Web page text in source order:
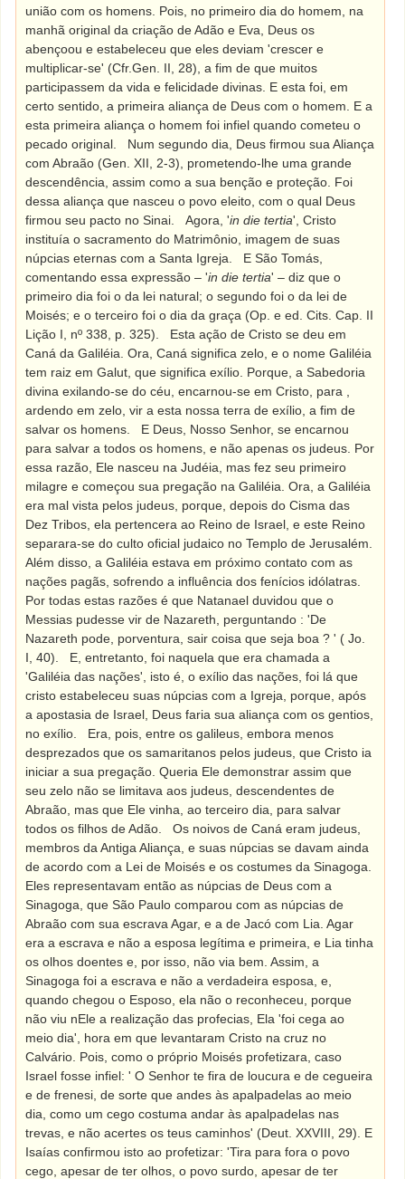
união com os homens. Pois, no primeiro dia do homem, na
manhã original da criação de Adão e Eva, Deus os
abençoou e estabeleceu que eles deviam 'crescer e
multiplicar-se' (Cfr.Gen. II, 28), a fim de que muitos
participassem da vida e felicidade divinas. E esta foi, em
certo sentido, a primeira aliança de Deus com o homem. E a
esta primeira aliança o homem foi infiel quando cometeu o
pecado original.
Num segundo dia, Deus firmou sua Aliança
com Abraão (Gen. XII, 2-3), prometendo-lhe uma grande
descendência, assim como a sua benção e proteção. Foi
dessa aliança que nasceu o povo eleito, com o qual Deus
firmou seu pacto no Sinai.
Agora, 'in die tertia', Cristo
instituía o sacramento do Matrimônio, imagem de suas
núpcias eternas com a Santa Igreja.
E São Tomás,
comentando essa expressão – 'in die tertia' – diz que o
primeiro dia foi o da lei natural; o segundo foi o da lei de
Moisés; e o terceiro foi o dia da graça (Op. e ed. Cits. Cap. II
Lição I, nº 338, p. 325).
Esta ação de Cristo se deu em
Caná da Galiléia. Ora, Caná significa zelo, e o nome Galiléia
tem raiz em Galut, que significa exílio. Porque, a Sabedoria
divina exilando-se do céu, encarnou-se em Cristo, para ,
ardendo em zelo, vir a esta nossa terra de exílio, a fim de
salvar os homens.
E Deus, Nosso Senhor, se encarnou
para salvar a todos os homens, e não apenas os judeus. Por
essa razão, Ele nasceu na Judéia, mas fez seu primeiro
milagre e começou sua pregação na Galiléia. Ora, a Galiléia
era mal vista pelos judeus, porque, depois do Cisma das
Dez Tribos, ela pertencera ao Reino de Israel, e este Reino
separara-se do culto oficial judaico no Templo de Jerusalém.
Além disso, a Galiléia estava em próximo contato com as
nações pagãs, sofrendo a influência dos fenícios idólatras.
Por todas estas razões é que Natanael duvidou que o
Messias pudesse vir de Nazareth, perguntando : 'De
Nazareth pode, porventura, sair coisa que seja boa ? ' ( Jo.
I, 40).
E, entretanto, foi naquela que era chamada a
'Galiléia das nações', isto é, o exílio das nações, foi lá que
cristo estabeleceu suas núpcias com a Igreja, porque, após
a apostasia de Israel, Deus faria sua aliança com os gentios,
no exílio.
Era, pois, entre os galileus, embora menos
desprezados que os samaritanos pelos judeus, que Cristo ia
iniciar a sua pregação. Queria Ele demonstrar assim que
seu zelo não se limitava aos judeus, descendentes de
Abraão, mas que Ele vinha, ao terceiro dia, para salvar
todos os filhos de Adão.
Os noivos de Caná eram judeus,
membros da Antiga Aliança, e suas núpcias se davam ainda
de acordo com a Lei de Moisés e os costumes da Sinagoga.
Eles representavam então as núpcias de Deus com a
Sinagoga, que São Paulo comparou com as núpcias de
Abraão com sua escrava Agar, e a de Jacó com Lia. Agar
era a escrava e não a esposa legítima e primeira, e Lia tinha
os olhos doentes e, por isso, não via bem. Assim, a
Sinagoga foi a escrava e não a verdadeira esposa, e,
quando chegou o Esposo, ela não o reconheceu, porque
não viu nEle a realização das profecias, Ela 'foi cega ao
meio dia', hora em que levantaram Cristo na cruz no
Calvário. Pois, como o próprio Moisés profetizara, caso
Israel fosse infiel: ' O Senhor te fira de loucura e de cegueira
e de frenesi, de sorte que andes às apalpadelas ao meio
dia, como um cego costuma andar às apalpadelas nas
trevas, e não acertes os teus caminhos' (Deut. XXVIII, 29). E
Isaías confirmou isto ao profetizar: 'Tira para fora o povo
cego, apesar de ter olhos, o povo surdo, apesar de ter